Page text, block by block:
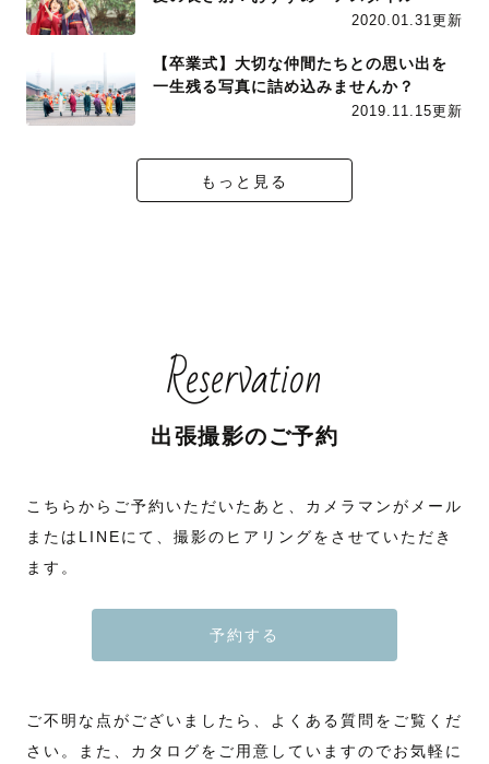
2020.01.31更新
【卒業式】大切な仲間たちとの思い出を
一生残る写真に詰め込みませんか？
2019.11.15更新
もっと見る
Reservation
出張撮影のご予約
こちらからご予約いただいたあと、カメラマンがメール
またはLINEにて、撮影のヒアリングをさせていただき
ます。
予約する
ご不明な点がございましたら、よくある質問をご覧くだ
さい。また、カタログをご用意していますのでお気軽に